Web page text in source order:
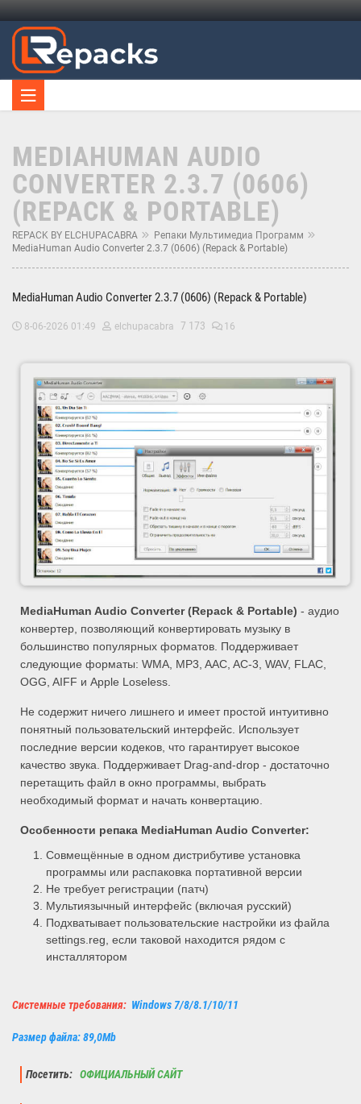
MEDIAHUMAN AUDIO
CONVERTER 2.3.7 (0606)
(REPACK & PORTABLE)
REPACK BY ELCHUPACABRA
Репаки Мультимедиа Программ
MediaHuman Audio Converter 2.3.7 (0606) (Repack & Portable)
MediaHuman Audio Converter 2.3.7 (0606) (Repack & Portable)
8-06-2026 01:49 elchupacabra 7 173 16
MediaHuman Audio Converter (Repack & Portable) - аудио
конвертер, позволяющий конвертировать музыку в
большинство популярных форматов. Поддерживает
следующие форматы: WMA, MP3, AAC, AC-3, WAV, FLAC,
OGG, AIFF и Apple Loseless.
Не содержит ничего лишнего и имеет простой интуитивно
понятный пользовательский интерфейс. Использует
последние версии кодеков, что гарантирует высокое
качество звука. Поддерживает Drag-and-drop - достаточно
перетащить файл в окно программы, выбрать
необходимый формат и начать конвертацию.
Особенности репака MediaHuman Audio Converter:
Совмещённые в одном дистрибутиве установка
программы или распаковка портативной версии
Не требует регистрации (патч)
Мультиязычный интерфейс (включая русский)
Подхватывает пользовательские настройки из файла
settings.reg, если таковой находится рядом с
инсталлятором
Системные требования: Windows 7/8/8.1/10/11
Размер файла: 89,0Mb
Посетить: ОФИЦИАЛЬНЫЙ САЙТ